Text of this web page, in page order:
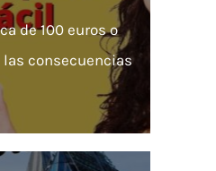
de 100 euros o
las consecuencias